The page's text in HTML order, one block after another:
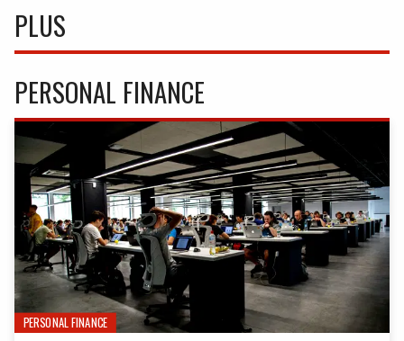
PLUS
PERSONAL FINANCE
PERSONAL FINANCE